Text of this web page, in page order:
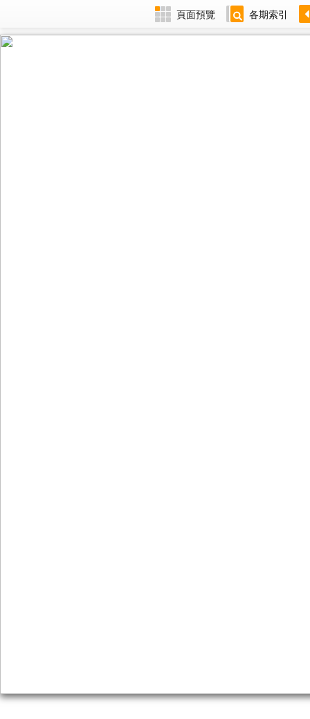
頁面預覽 各期索引